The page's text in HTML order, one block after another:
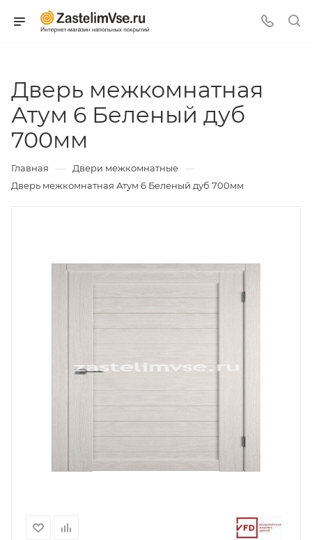
Дверь межкомнатная
Атум 6 Беленый дуб
700мм
Главная — Двери межкомнатные —
Дверь межкомнатная Атум 6 Беленый дуб 700мм